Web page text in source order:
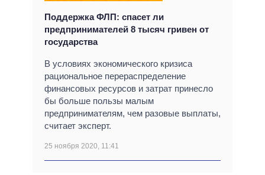
Поддержка ФЛП: спасет ли
предпринимателей 8 тысяч гривен от
государства
В условиях экономического кризиса
рациональное перераспределение
финансовых ресурсов и затрат принесло
бы больше пользы малым
предпринимателям, чем разовые выплаты,
считает эксперт.
25 ноября 2020, 11:41